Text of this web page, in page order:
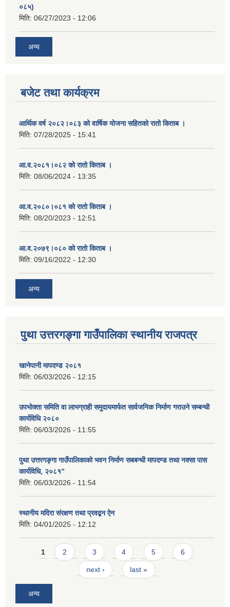
०८५)
मिति: 06/27/2023 - 12:06
अन्य
बजेट तथा कार्यक्रम
आर्थिक वर्ष २०८२।०८३ को वार्षिक योजना सहितको रातो किताब ।
मिति: 07/28/2025 - 15:41
आ.व.२०८१।०८२ को रातो किताब ।
मिति: 08/06/2024 - 13:35
आ.व.२०८०।०८१ को रातो किताब ।
मिति: 08/20/2023 - 12:51
आ.व.२०७९।०८० को रातो किताब ।
मिति: 09/16/2022 - 12:30
अन्य
पुथा उत्तरगङ्गा गाउँपालिका स्थानीय राजपत्र
खानेपानी मापदण्ड २०८१
मिति: 06/03/2026 - 12:15
उपभोक्ता समिति वा लाभग्राही समुदायमार्फत सार्वजनिक निर्माण गराउने सम्बन्धी
कार्यविधि २०८०
मिति: 06/03/2026 - 11:55
पुथा उत्तरगङ्गा गाउँपालिकाको भवन निर्माण सबबन्धी मापदण्ड तथा नक्सा पास
कार्यविधि, २०८१”
मिति: 06/03/2026 - 11:54
स्थानीय मदिरा संरक्षण तथा प्रवद्बन ऐन
मिति: 04/01/2025 - 12:12
Pages
1 2 3 4 5 6
next › last »
अन्य